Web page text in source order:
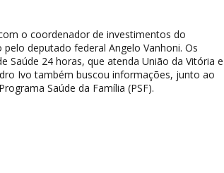
o coordenador de investimentos do
deputado federal Angelo Vanhoni. Os
Saúde 24 horas, que atenda União da Vitória e
Ivo também buscou informações, junto ao
Saúde da Família (PSF).